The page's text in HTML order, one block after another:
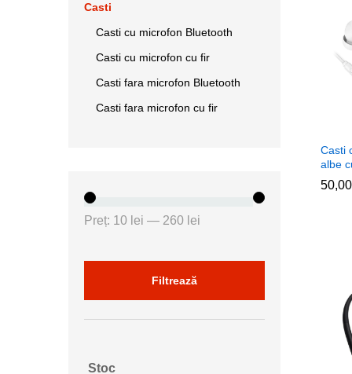
Casti
albe
50,00
50,00
Casti
Casti cu microfon Bluetooth
Casti cu microfon cu fir
Casti fara microfon Bluetooth
Casti fara microfon cu fir
Filtrează
Preț: 10 lei — 260 lei
Stoc